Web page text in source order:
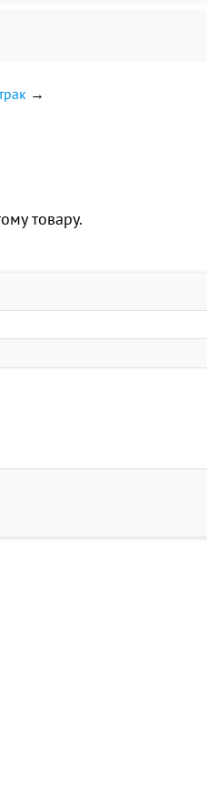
→
товару.